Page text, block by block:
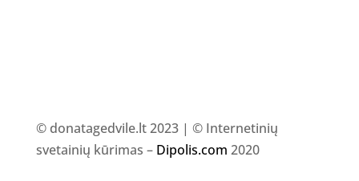
© donatagedvile.lt 2023 | © Internetinių
svetainių kūrimas – Dipolis.com 2020